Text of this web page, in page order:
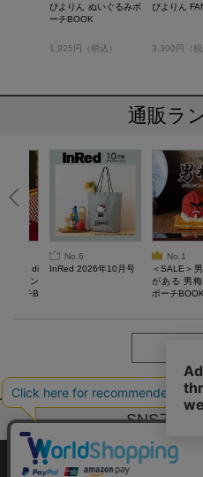
ぴよりん ぬいぐるみポ
ーチBOOK
1,925円（税込）
ぴよりん
3,300円（税
通販ラ
di
ティン
ポーチB
No.6
InRed 2026年10月号
No.1
＜SALE＞
がある 男
ポーチBOOK
SNSアカ
サイトマップ